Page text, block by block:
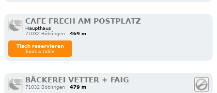
CAFE FRECH AM POSTPLATZ
Haupthaus
71032 Böblingen
469 m
Tisch reservieren
book a table
BÄCKEREI VETTER + FAIG
71032 Böblingen 479 m